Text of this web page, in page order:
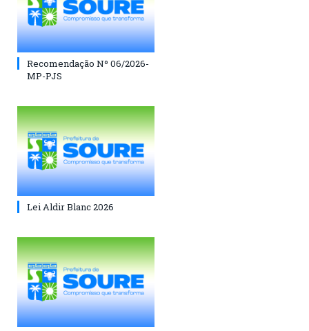
Recomendação Nº 06/2026-
MP-PJS
Lei Aldir Blanc 2026